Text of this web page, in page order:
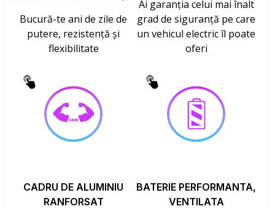
Bucură-te ani de zile de
putere, rezistență și
flexibilitate
Ai garanția celui mai înalt
grad de siguranță pe care
un vehicul electric îl poate
oferi
CADRU DE ALUMINIU
RANFORSAT
BATERIE PERFORMANTA,
VENTILATA